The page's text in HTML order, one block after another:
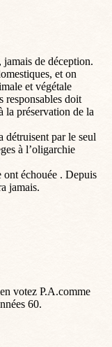
de déception.
et on
et végétale
responsables doit
la préservation de la
détruisent par le seul
à l’oligarchie
ont échouée . Depuis
jamais.
votez P.A.comme
60.